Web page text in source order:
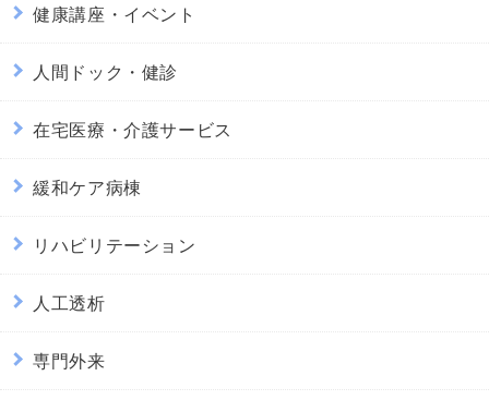
健康講座・イベント
人間ドック・健診
在宅医療・介護サービス
緩和ケア病棟
リハビリテーション
人工透析
専門外来